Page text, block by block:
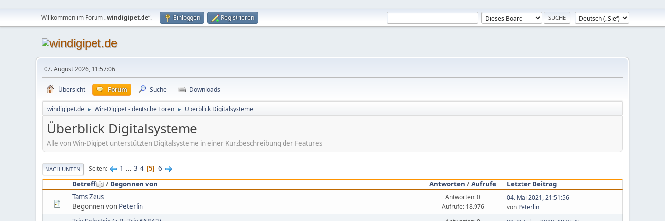
Willkommen im Forum „windigipet.de“. Einloggen Registrieren
07. August 2026, 11:57:06
Übersicht Forum Suche Downloads
windigipet.de ► Win-Digipet - deutsche Foren ► Überblick Digitalsysteme
Überblick Digitalsysteme
Alle von Win-Digipet unterstützten Digitalsysteme in einer Kurzbeschreibung der Features
NACH UNTEN Seiten 1 ... 3 4 5
6
Betreff
/ Begonnen von Antworten /Aufrufe
Letzter Beitrag
Tams Zeus
Begonnen von Peterlin
Antworten: 0
Aufrufe: 18.976
04. Mai 2021, 21:51:56
von Peterlin